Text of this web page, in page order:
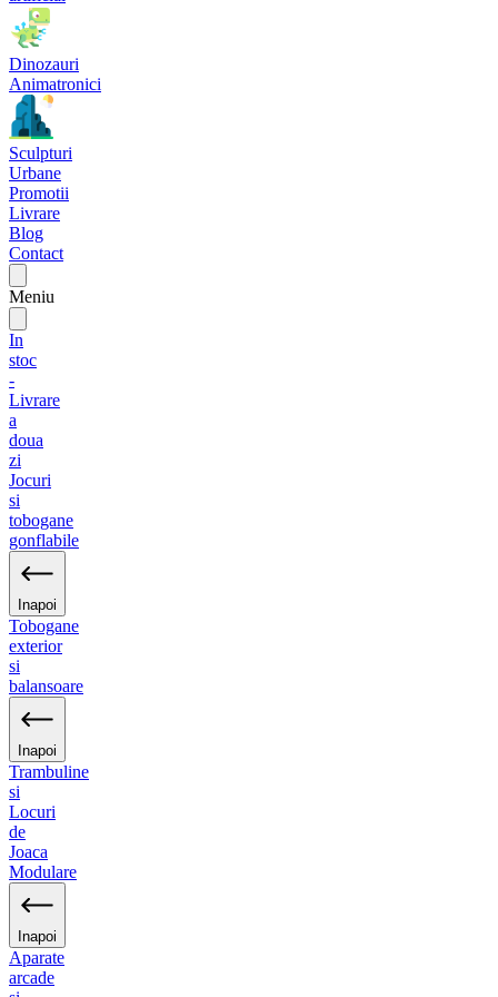
Dinozauri
Animatronici
Sculpturi
Urbane
Promotii
Livrare
Blog
Contact
Meniu
In
stoc
-
Livrare
a
doua
zi
Jocuri
si
tobogane
gonflabile
Inapoi
Tobogane
exterior
si
balansoare
Inapoi
Trambuline
si
Locuri
de
Joaca
Modulare
Inapoi
Aparate
arcade